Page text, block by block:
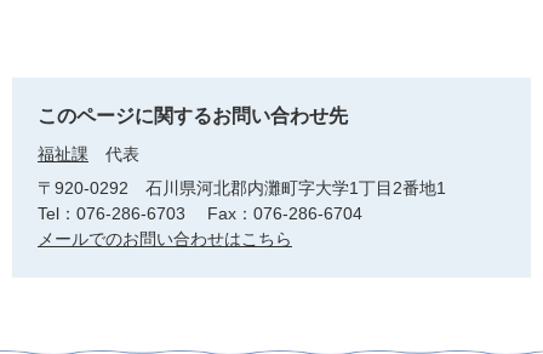
このページに関するお問い合わせ先
福祉課
代表
〒920-0292
石川県河北郡内灘町字大学1丁目2番地1
Tel：076-286-6703
Fax：076-286-6704
メールでのお問い合わせはこちら